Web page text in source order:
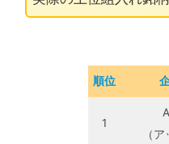
順位
1
（